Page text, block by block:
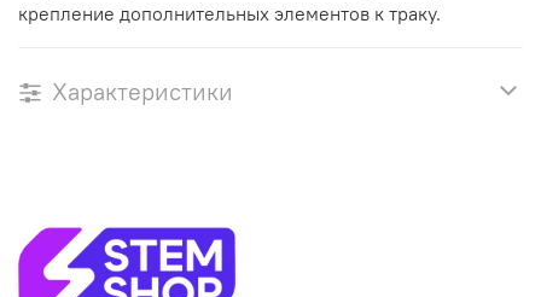
крепление дополнительных элементов к траку.
Характеристики